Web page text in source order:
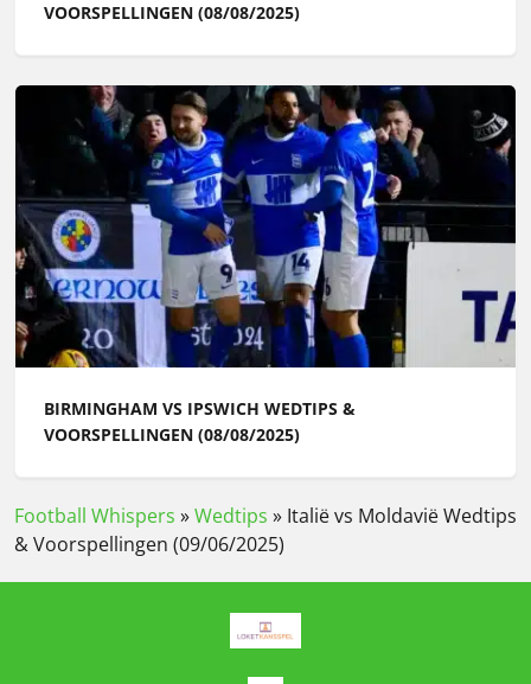
VOORSPELLINGEN (08/08/2025)
BIRMINGHAM VS IPSWICH WEDTIPS &
VOORSPELLINGEN (08/08/2025)
Football Whispers »Wedtips » Italië vs Moldavië Wedtips
& Voorspellingen (09/06/2025)